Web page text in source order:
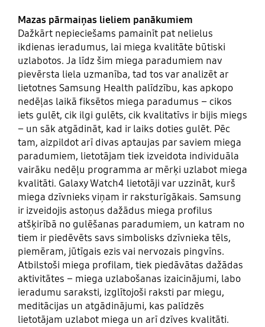
Mazas pārmaiņas lieliem panākumiem
Dažkārt nepieciešams pamainīt pat nelielus
ikdienas ieradumus, lai miega kvalitāte būtiski
uzlabotos. Ja līdz šim miega paradumiem nav
pievērsta liela uzmanība, tad tos var analizēt ar
lietotnes Samsung Health palīdzību, kas apkopo
nedēļas laikā fiksētos miega paradumus – cikos
iets gulēt, cik ilgi gulēts, cik kvalitatīvs ir bijis miegs
– un sāk atgādināt, kad ir laiks doties gulēt. Pēc
tam, aizpildot arī divas aptaujas par saviem miega
paradumiem, lietotājam tiek izveidota individuāla
vairāku nedēļu programma ar mērķi uzlabot miega
kvalitāti. Galaxy Watch4 lietotāji var uzzināt, kurš
miega dzīvnieks viņam ir raksturīgākais. Samsung
ir izveidojis astoņus dažādus miega profilus
atšķirībā no gulēšanas paradumiem, un katram no
tiem ir piedēvēts savs simbolisks dzīvnieka tēls,
piemēram, jūtīgais ezis vai nervozais pingvīns.
Atbilstoši miega profilam, tiek piedāvātas dažādas
aktivitātes – miega uzlabošanas izaicinājumi, labo
ieradumu saraksti, izglītojoši raksti par miegu,
meditācijas un atgādinājumi, kas palīdzēs
lietotājam uzlabot miega un arī dzīves kvalitāti.